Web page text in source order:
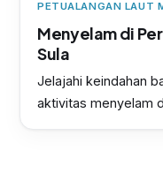
PETUALANGAN LAUT
Menyelam di
Sula
Jelajahi keindahan
aktivitas menyelam